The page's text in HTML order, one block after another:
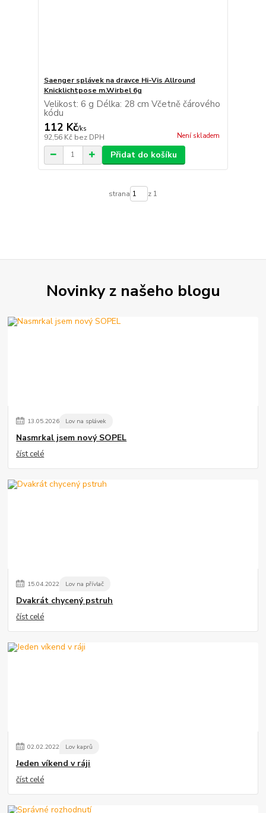
Saenger splávek na dravce Hi-Vis Allround
Knicklichtpose m.Wirbel 6g
Velikost: 6 g Délka: 28 cm Včetně čárového
kódu
112 Kč/ks
92,56 Kč bez DPH Není skladem
Přidat do košíku
strana z 1
Novinky z našeho blogu
13.05.2026 Lov na splávek
Nasmrkal jsem nový SOPEL
číst celé
15.04.2022 Lov na přívlač
Dvakrát chycený pstruh
číst celé
02.02.2022 Lov kaprů
Jeden víkend v ráji
číst celé